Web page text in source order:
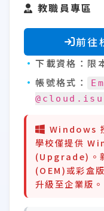
教職員專區
前往
下載資格： 限
帳號格式：
Windows
學校僅提供
(Upgrade)。
(OEM)或彩盒
升級至企業版。